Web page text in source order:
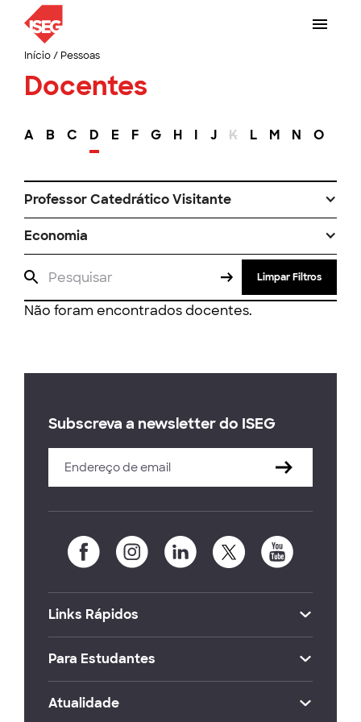
Início/ Pessoas
Docentes
A B C D E F G H I J K L M N O
Professor Catedrático Visitante
Economia
Limpar Filtros
Não foram encontrados docentes.
Subscreva a newsletter do ISEG
Links Rápidos
Para Estudantes
Atualidade